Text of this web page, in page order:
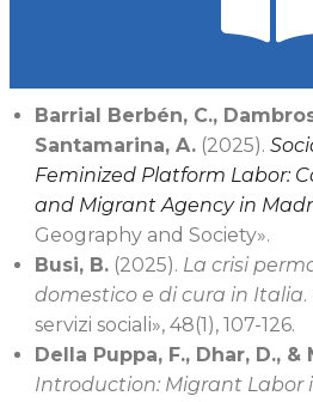
Barrial Berbén, C.,
Santamarina, A. (2025).
Feminized Platform Labor:
and Migrant Agency in
Geography and Society».
Busi, B. (2025). La crisi
domestico e di cura in Italia.
servizi sociali», 48(1), 107-126.
Della Puppa, F., Dhar, D., &
Introduction: Migrant Labor